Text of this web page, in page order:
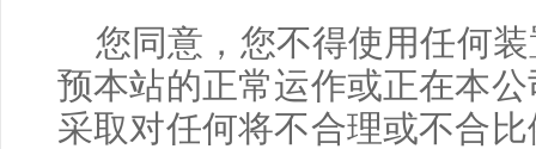
您同意，您不得使用任何
预本站的正常运作或正在本
采取对任何将不合理或不合